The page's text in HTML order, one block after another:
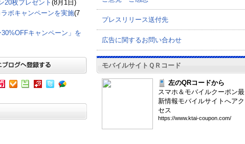
20枚プレゼント (8月1日)
ボキャンペーンを実施(7
キャンペーン」を
プレスリリース送付先
広告に関するお問い合わせ
モバイルサイトＱＲコード
左のQRコードから
スマホ＆モバイルクーポン最
新情報モバイルサイトへアク
セス
https://www.ktai-coupon. com/